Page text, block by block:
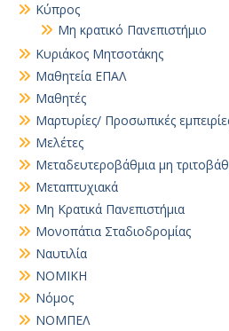
Κύπρος
Μη κρατικό Πανεπιστήμιο
Κυριάκος Μητσοτάκης
Μαθητεία ΕΠΑΛ
Μαθητές
Μαρτυρίες/ Προσωπικές
Μελέτες
Μεταδευτεροβάθμια μη
Μεταπτυχιακά
Μη Κρατικά Πανεπιστήμια
Μονοπάτια Σταδιοδρομίας
Ναυτιλία
ΝΟΜΙΚΗ
Νόμος
ΝΟΜΠΕΛ